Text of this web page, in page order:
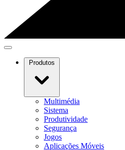
Produtos
Multimédia
Sistema
Produtividade
Segurança
Jogos
Aplicações Móveis